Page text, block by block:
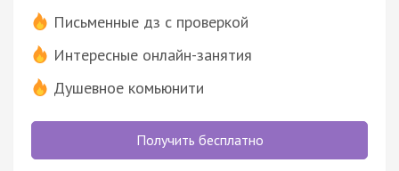
Письменные дз с проверкой
Интересные онлайн-занятия
Душевное комьюнити
Получить бесплатно